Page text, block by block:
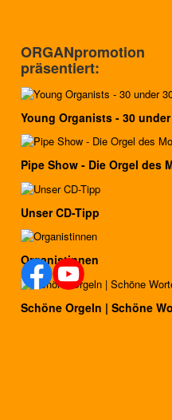
ORGANpromotion
präsentiert:
Young Organists - 30
Pipe Show - Die Orgel des
Unser CD-Tipp
Organistinnen
Schöne Orgeln | Schöne